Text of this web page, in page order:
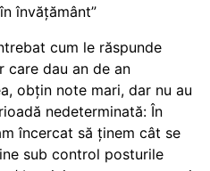
învățământ”
cum le răspunde
care dau an de an
obțin note mari, dar nu au
nedeterminată: În
încercat să ținem cât se
sub control posturile